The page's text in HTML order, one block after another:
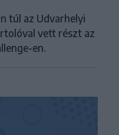
túl az Udvarhelyi
vett részt az
en.